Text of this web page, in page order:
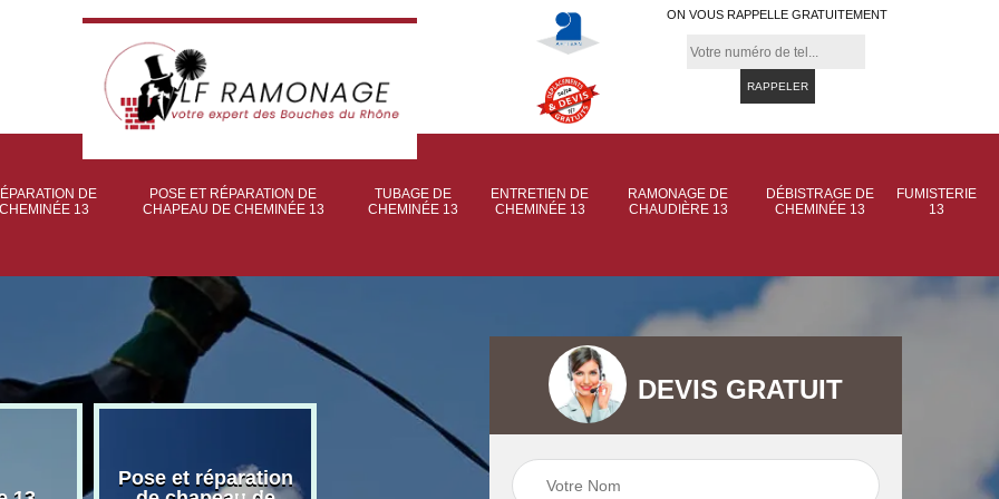
ON VOUS RAPPELLE GRATUITEMENT
DE
13
POSE ET RÉPARATION DE
CHAPEAU DE CHEMINÉE 13
TUBAGE DE
CHEMINÉE 13
ENTRETIEN DE
CHEMINÉE 13
RAMONAGE DE
CHAUDIÈRE 13
DÉBISTRAGE DE
CHEMINÉE 13
FUMISTERIE
13
Pose et réparation
Poseur et pose de
Ramonage de
Ramonage de
DEVIS GRATUIT